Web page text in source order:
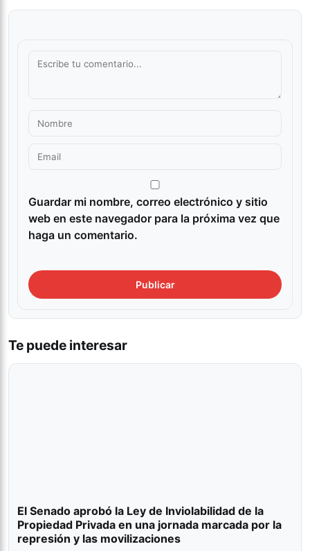
Guardar mi nombre, correo electrónico y sitio
web en este navegador para la próxima vez que
haga un comentario.
Te puede interesar
El Senado aprobó la Ley de Inviolabilidad de la
Propiedad Privada en una jornada marcada por la
represión y las movilizaciones